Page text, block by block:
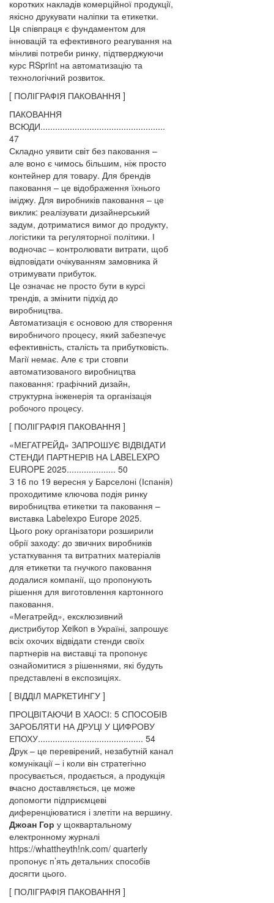
коротких накладів комерційної продукції,
якісно друкувати наліпки та етикетки.
Ця співпраця є фундаментом для
інновацій та ефективного реагування на
мінливі потреби ринку, підтверджуючи
курс RSprint на автоматизацію та
технологічний розвиток.
[ ПОЛІГРАФІЯ ПАКОВАННЯ ]
ПАКОВАННЯ
ВСЮДИ...................................................
47
Складно уявити світ без паковання –
але воно є чимось більшим, ніж просто
контейнер для товару. Для брендів
паковання – це відображення їхнього
іміджу. Для виробників паковання – це
виклик: реалізувати дизайнерський
задум, дотриматися вимог до продукту,
логістики та регуляторної політики. І
водночас – контролювати витрати, щоб
відповідати очікуванням замовника й
отримувати прибуток.
Це означає не просто бути в курсі
трендів, а змінити підхід до
виробництва.
Автоматизація є основою для створення
виробничого процесу, який забезпечує
ефективність, сталість та прибутковість.
Магії немає. Але є три стовпи
автоматизованого виробництва
паковання: графічний дизайн,
структурна інженерія та організація
робочого процесу.
[ ПОЛІГРАФІЯ ПАКОВАННЯ ]
«МЕГАТРЕЙД» ЗАПРОШУЄ ВІДВІДАТИ
СТЕНДИ ПАРТНЕРІВ НА LABELEXPO
EUROPE 2025.................... 50
З 16 по 19 вересня у Барселоні (Іспанія)
проходитиме ключова подія ринку
виробництва етикетки та паковання –
виставка Labelexpo Europe 2025.
Цього року організатори розширили
обрії заходу: до звичних виробників
устаткування та витратних матеріалів
для етикетки та гнучкого паковання
додалися компанії, що пропонують
рішення для виготовлення картонного
паковання.
«Мегатрейд», ексклюзивний
дистрибутор Xeikon в Україні, запрошує
всіх охочих відвідати стенди своїх
партнерів на виставці та пропонує
ознайомитися з рішеннями, які будуть
представлені в експозиціях.
[ ВІДДІЛ МАРКЕТИНГУ ]
ПРОЦВІТАЮЧИ В ХАОСІ: 5 СПОСОБІВ
ЗАРОБЛЯТИ НА ДРУЦІ У ЦИФРОВУ
ЕПОХУ........................................... 54
Друк – це перевірений, незабутній канал
комунікації – і коли він стратегічно
просувається, продається, а продукція
вчасно доставляється, це може
допомогти підприємцеві
диференціюватися і злетіти на вершину.
Джоан Гор у щоквартальному
електронному журналі
https://whattheyth!nk.com/ quarterly
пропонує п’ять детальних способів
досягти цього.
[ ПОЛІГРАФІЯ ПАКОВАННЯ ]